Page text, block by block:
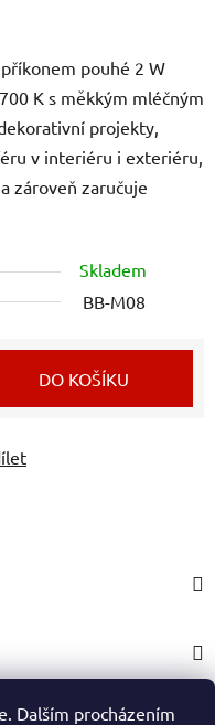
Dalším procházením
pouhé 2 W
K s měkkým mléčným
projekty,
v interiéru i exteriéru,
zároveň zaručuje
Skladem
BB-M08
DO KOŠÍKU